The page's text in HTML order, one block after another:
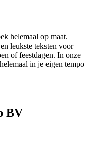
helemaal op maat.
leukste teksten voor
of feestdagen. In onze
in je eigen tempo
BV